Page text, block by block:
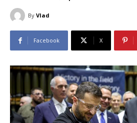
By Vlad
Facebook X